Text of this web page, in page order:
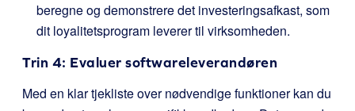
beregne og demonstrere det investeringsafkast, som
dit loyalitetsprogram leverer til virksomheden.
Trin 4: Evaluer softwareleverandøren
Med en klar tjekliste over nødvendige funktioner kan du